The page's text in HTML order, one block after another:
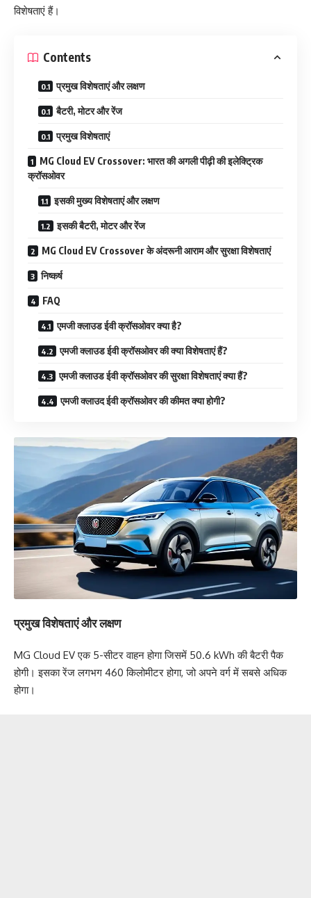
विशेषताएं हैं।
Contents
प्रमुख विशेषताएं और लक्षण
बैटरी, मोटर और रेंज
प्रमुख विशेषताएं
MG Cloud EV Crossover: भारत की अगली पीढ़ी की इलेक्ट्रिक
क्रॉसओवर
इसकी मुख्य विशेषताएं और लक्षण
इसकी बैटरी, मोटर और रेंज
MG Cloud EV Crossover के अंदरूनी आराम और सुरक्षा विशेषताएं
निष्कर्ष
FAQ
एमजी क्लाउड ईवी क्रॉसओवर क्या है?
एमजी क्लाउड ईवी क्रॉसओवर की क्या विशेषताएं हैं?
एमजी क्लाउड ईवी क्रॉसओवर की सुरक्षा विशेषताएं क्या हैं?
एमजी क्लाउद ईवी क्रॉसओवर की कीमत क्या होगी?
प्रमुख विशेषताएं और लक्षण
MG Cloud EV एक 5-सीटर वाहन होगा जिसमें 50.6 kWh की बैटरी पैक
होगी। इसका रेंज लगभग 460 किलोमीटर होगा, जो अपने वर्ग में सबसे अधिक
होगा।